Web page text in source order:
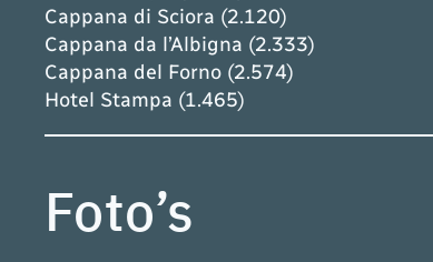
Cappana di Sciora (2.120)
Cappana da l’Albigna (2.333)
Cappana del Forno (2.574)
Hotel Stampa (1.465)
Foto’s